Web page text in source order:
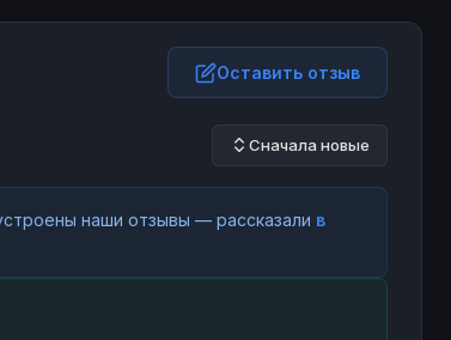
Оставить отзыв
Сначала новые
наши отзывы — рассказали в